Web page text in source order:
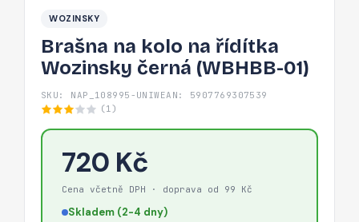
WOZINSKY
Brašna na kolo na řídítka
Wozinsky černá (WBHBB-01)
SKU: NAP_108995-UNIWEAN: 5907769307539
(1)
720 Kč
Cena včetně DPH · doprava od 99 Kč
Skladem (2-4 dny)